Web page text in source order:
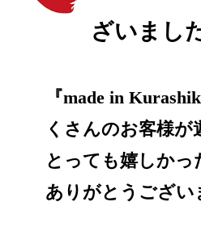
ざいまし
『made in
くさんのお客様が
とっても嬉しかっ
ありがとうござい